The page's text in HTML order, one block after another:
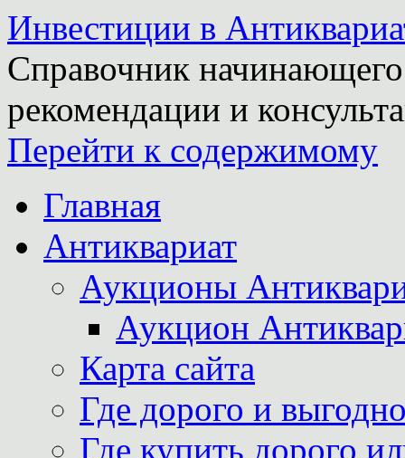
Инвестиции в
Справочник
рекомендации и
Перейти к содержимому
Главная
Антиквариат
Аукционы
Аукцион
Карта сайта
Где дорого и
Где купить дорого